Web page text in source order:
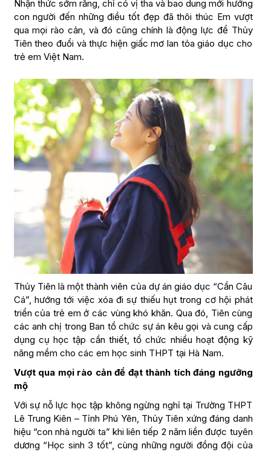
Nhận thức sớm rằng, chỉ có vị tha và bao dung mới hướng
con người đến những điều tốt đẹp đã thôi thúc Em vượt
qua mọi rào cản, và đó cũng chính là động lực để Thủy
Tiên theo đuổi và thực hiện giấc mơ lan tỏa giáo dục cho
trẻ em Việt Nam.
Thủy Tiên là một thành viên của dự án giáo dục “Cần Câu
Cá”, hướng tới việc xóa đi sự thiếu hụt trong cơ hội phát
triển của trẻ em ở các vùng khó khăn. Qua đó, Tiên cùng
các anh chị trong Ban tổ chức sự án kêu gọi và cung cấp
dụng cụ học tập cần thiết, tổ chức nhiều hoạt động kỹ
năng mềm cho các em học sinh THPT tại Hà Nam.
Vượt qua mọi rào cản để đạt thành tích đáng ngưỡng
mộ
Với sự nỗ lực học tập không ngừng nghỉ tại Trường THPT
Lê Trung Kiên – Tỉnh Phú Yên, Thủy Tiên xứng đáng danh
hiệu “con nhà người ta” khi liên tiếp 2 năm liền được tuyên
dương “Học sinh 3 tốt”, cùng những người đồng đội của